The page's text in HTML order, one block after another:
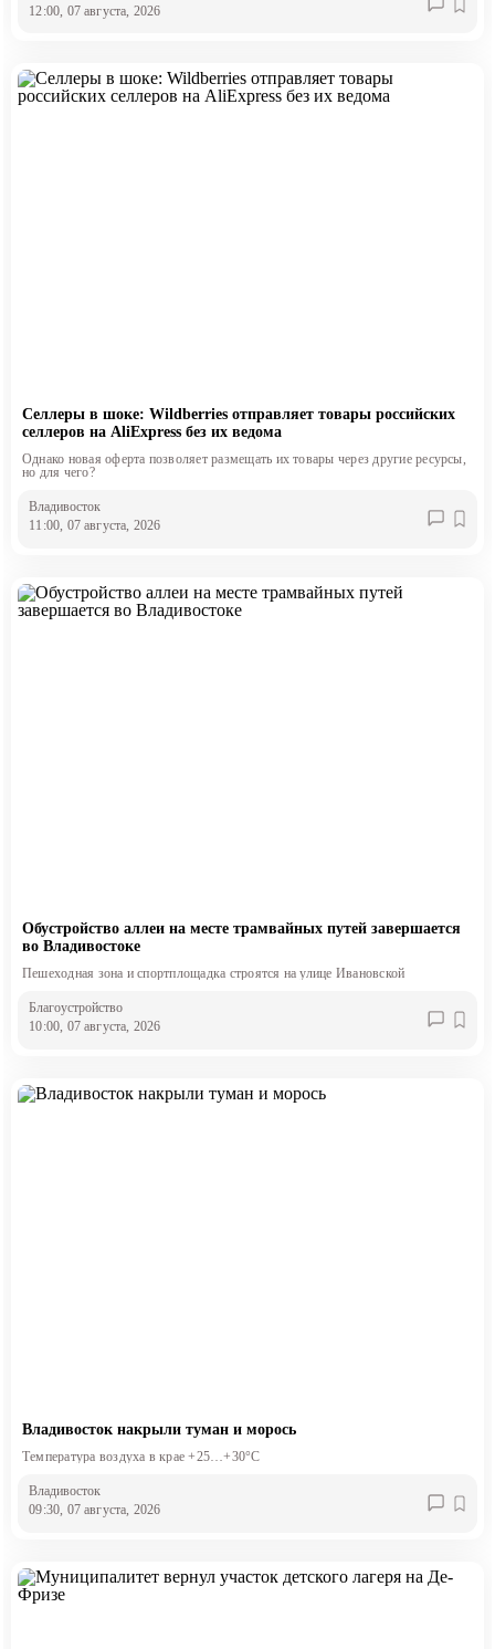
12:00, 07 августа, 2026
Селлеры в шоке: Wildberries отправляет товары российских
селлеров на AliExpress без их ведома
Однако новая оферта позволяет размещать их товары через другие ресурсы,
но для чего?
Владивосток
11:00, 07 августа, 2026
Обустройство аллеи на месте трамвайных путей завершается
во Владивостоке
Пешеходная зона и спортплощадка строятся на улице Ивановской
Благоустройство
10:00, 07 августа, 2026
Владивосток накрыли туман и морось
Температура воздуха в крае +25…+30°C
Владивосток
09:30, 07 августа, 2026